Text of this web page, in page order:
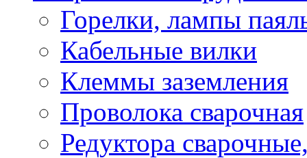
Горелки, лампы
Кабельные вилки
Клеммы заземления
Проволока сварочная
Редуктора